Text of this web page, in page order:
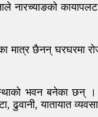
नारच्याङको
मात्र छैनन् घरघरमा
भवन बनेका छन्
ढुवानी, यातायात